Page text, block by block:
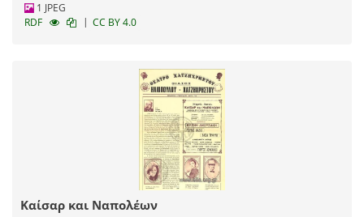
1 JPEG
RDF
| CC BY 4.0
Καίσαρ και Ναπολέων